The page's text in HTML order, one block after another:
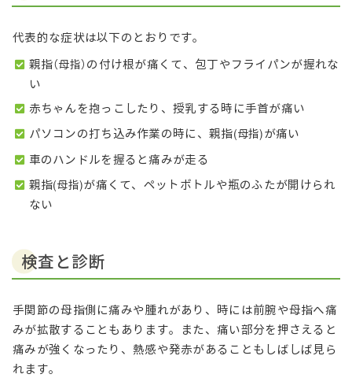
代表的な症状は以下のとおりです。
親指（母指） の付け根が痛くて、包丁やフライパンが握れな
い
赤ちゃんを抱っこしたり、授乳する時に手首が痛い
パソコンの打ち込み作業の時に、親指(母指)が痛い
車のハンドルを握ると痛みが走る
親指(母指)が痛くて、ペットボトルや瓶のふたが開けられ
ない
検査と診断
手関節の母指側に痛みや腫れがあり、時には前腕や母指へ痛
みが拡散することもあります。また、痛い部分を押さえると
痛みが強くなったり、熱感や発赤があることもしばしば見ら
れます。